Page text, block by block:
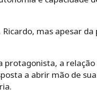
mas apesar da
a
a abrir mão de